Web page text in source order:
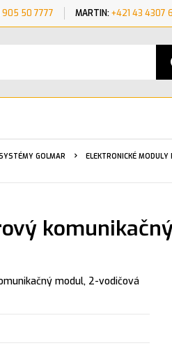
905 50 7777 MARTIN:+421 43 4307
GOLMAR ELEKTRONICKÉ
modul, 2-vodičová